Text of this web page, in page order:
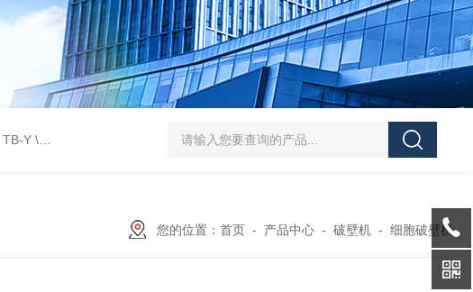
TB-Y \TB-SSID全自动圆瓶罐贴标机 SJMFSID/希德 鸡骨泥湿法粉碎胶体磨 超细粉
您的位置： 首页 - 产品中心 - 破壁机 - 细胞破壁机